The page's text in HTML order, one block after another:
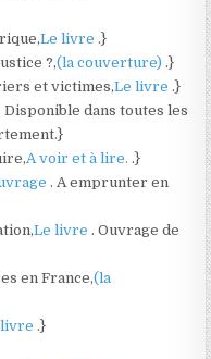
Le livre .}
?,(la couverture) .}
et victimes,Le livre .}
. Disponible dans toutes les
A voir et à lire. .}
. A emprunter en
Le livre . Ouvrage de
en France,(la
.}